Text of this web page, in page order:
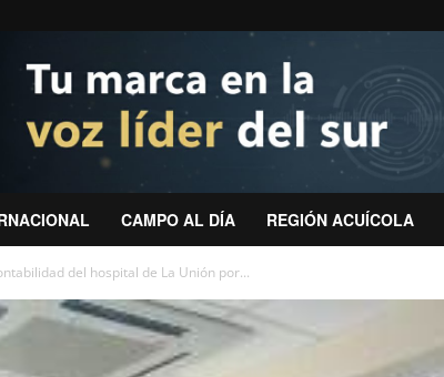
CAMPO AL DÍA REGIÓN ACUÍCOLA
del hospital de La Unión por...